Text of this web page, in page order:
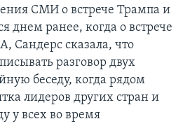
СМИ о встрече Трампа и
днем ранее, когда о встрече
Сандерс сказала, что
разговор двух
беседу, когда рядом
лидеров других стран и
у всех во время